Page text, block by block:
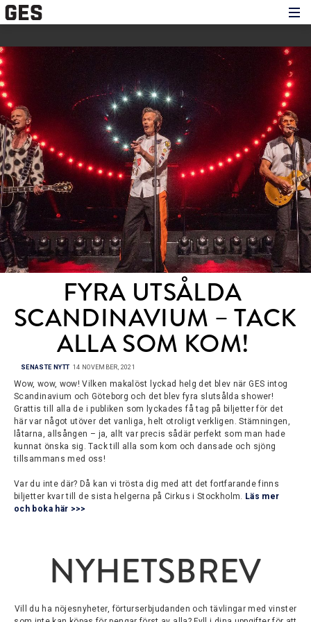
Medverkande
Historien om GES
FYRA UTSÅLDA
SCANDINAVIUM – TACK
ALLA SOM KOM!
SENASTE NYTT 14 NOVEMBER, 2021
Wow, wow, wow! Vilken makalöst lyckad helg det blev när GES intog
Scandinavium och Göteborg och det blev fyra slutsålda shower!
Grattis till alla de i publiken som lyckades få tag på biljetter för det
här var något utöver det vanliga, helt otroligt verkligen. Stämningen,
låtarna, allsången – ja, allt var precis sådär perfekt som man hade
kunnat önska sig. Tack till alla som kom och dansade och sjöng
tillsammans med oss!
Var du inte där? Då kan vi trösta dig med att det fortfarande finns
biljetter kvar till de sista helgerna på Cirkus i Stockholm. Läs mer
och boka här >>>
NYHETSBREV
Vill du ha nöjesnyheter, förturserbjudanden och tävlingar med vinster